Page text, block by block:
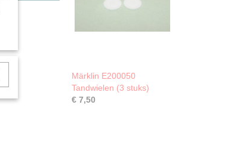
Märklin E200050
Tandwielen (3 stuks)
€ 7,50